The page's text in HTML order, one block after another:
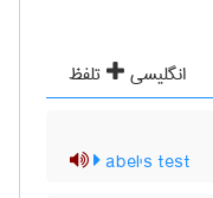
انگلیسی
تلفظ
abel's test